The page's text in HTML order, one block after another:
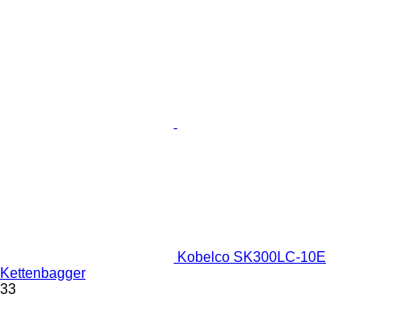
Kobelco SK300LC-10E
Kettenbagger
33